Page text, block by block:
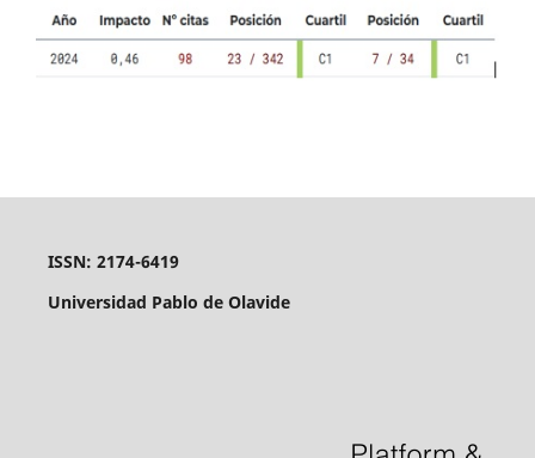
ISSN: 2174-6419
Universidad Pablo de Olavide